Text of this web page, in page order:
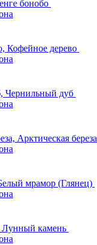
бонобо
Кофейное дерево
Чернильный дуб
Арктическая береза
мрамор (Глянец)
камень